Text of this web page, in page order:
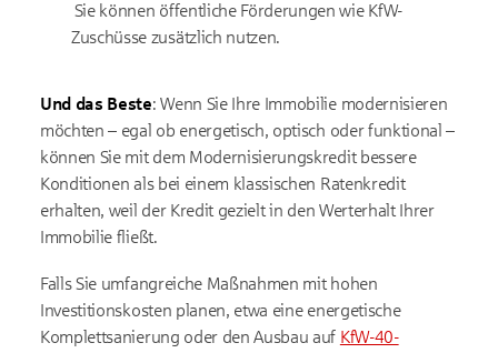
Sie können öffentliche Förderungen wie KfW-
Zuschüsse zusätzlich nutzen.
Und das Beste: Wenn Sie Ihre Immobilie modernisieren
möchten – egal ob energetisch, optisch oder funktional –
können Sie mit dem Modernisierungskredit bessere
Konditionen als bei einem klassischen Ratenkredit
erhalten, weil der Kredit gezielt in den Werterhalt Ihrer
Immobilie fließt.
Falls Sie umfangreiche Maßnahmen mit hohen
Investitionskosten planen, etwa eine energetische
Komplettsanierung oder den Ausbau auf KfW-40-